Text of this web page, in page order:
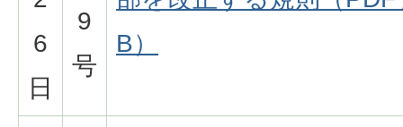
6
日
9
号
B）